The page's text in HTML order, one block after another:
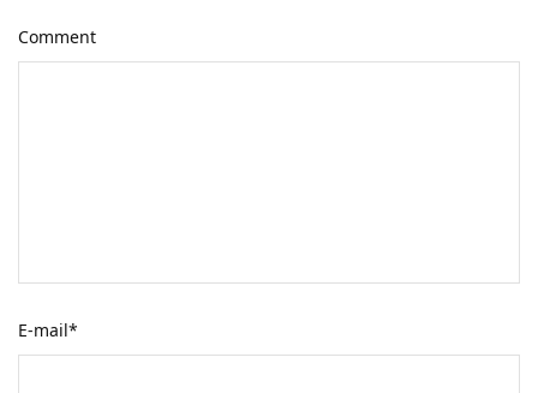
Comment
E-mail*